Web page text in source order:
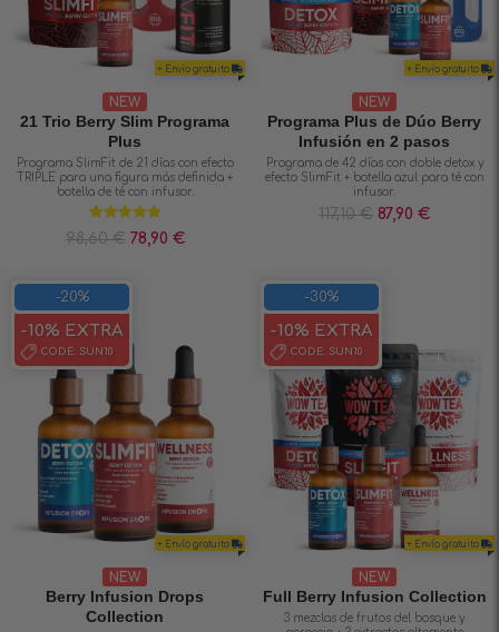
+ Envío gratuito
NEW
21 Trio Berry Slim Programa
Plus
Programa SlimFit de 21 días con efecto
TRIPLE para una figura más definida +
botella de té con infusor.
Valorado en
5.00de 5
98,60€ 78,90 €
+ Envío gratuito
NEW
Programa Plus de Dúo Berry
Infusión en 2 pasos
Programa de 42 días con doble detox y
efecto SlimFit + botella azul para té con
infusor.
117,10€ 87,90 €
+ Envío gratuito
-20%
-10% EXTRA
CODE: SUN10
NEW
Berry Infusion Drops
Collection
+ Envío gratuito
-30%
-10% EXTRA
CODE: SUN10
NEW
Full Berry Infusion Collection
3 mezclas de frutos del bosque y